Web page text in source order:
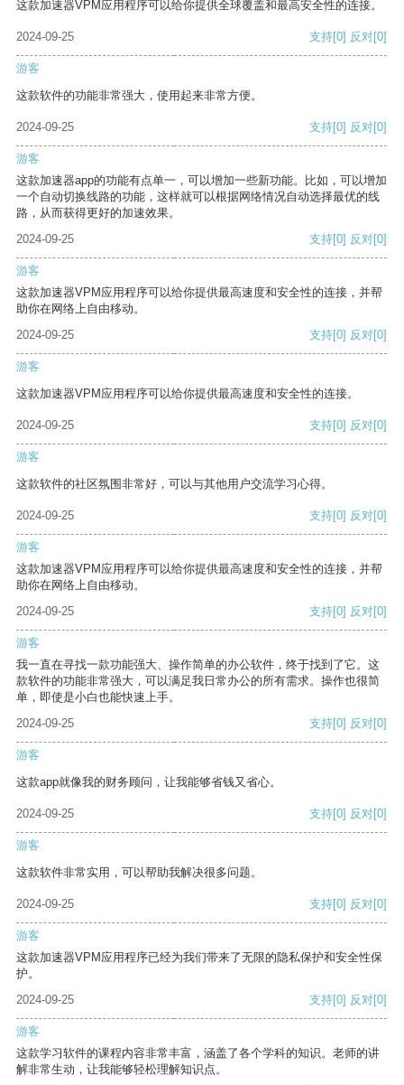
这款加速器VPM应用程序可以给你提供全球覆盖和最高安全性的连接。
2024-09-25 支持[0] 反对[0]
游客
这款软件的功能非常强大，使用起来非常方便。
2024-09-25 支持[0] 反对[0]
游客
这款加速器app的功能有点单一，可以增加一些新功能。比如，可以增加
一个自动切换线路的功能，这样就可以根据网络情况自动选择最优的线
路，从而获得更好的加速效果。
2024-09-25
支持[0] 反对[0]
游客
这款加速器VPM应用程序可以给你提供最高速度和安全性的连接，并帮
助你在网络上自由移动。
2024-09-25
支持[0] 反对[0]
游客
这款加速器VPM应用程序可以给你提供最高速度和安全性的连接。
2024-09-25 支持[0] 反对[0]
游客
这款软件的社区氛围非常好，可以与其他用户交流学习心得。
2024-09-25 支持[0] 反对[0]
游客
这款加速器VPM应用程序可以给你提供最高速度和安全性的连接，并帮
助你在网络上自由移动。
2024-09-25
支持[0] 反对[0]
游客
我一直在寻找一款功能强大、操作简单的办公软件，终于找到了它。这
款软件的功能非常强大，可以满足我日常办公的所有需求。操作也很简
单，即使是小白也能快速上手。
2024-09-25
支持[0] 反对[0]
游客
这款app就像我的财务顾问，让我能够省钱又省心。
2024-09-25 支持[0] 反对[0]
游客
这款软件非常实用，可以帮助我解决很多问题。
2024-09-25 支持[0] 反对[0]
游客
这款加速器VPM应用程序已经为我们带来了无限的隐私保护和安全性保
护。
2024-09-25
支持[0] 反对[0]
游客
这款学习软件的课程内容非常丰富，涵盖了各个学科的知识。老师的讲
解非常生动，让我能够轻松理解知识点。